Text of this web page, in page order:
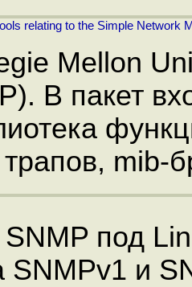
relating to the Simple Network
Mellon
В пакет
mib-
под
SNMPv1 и